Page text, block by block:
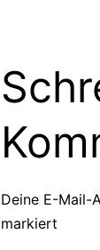
Deine E-Mail-
markiert